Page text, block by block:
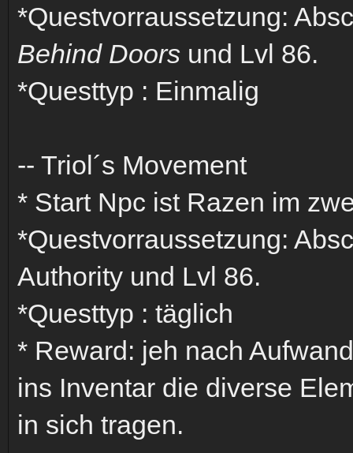
*Questvorraussetzung:
Behind Doors und Lvl 86.
*Questtyp : Einmalig
-- Triol´s Movement
* Start Npc ist Razen im
*Questvorraussetzung:
Authority und Lvl 86.
*Questtyp : täglich
* Reward: jeh nach
ins Inventar die diverse
in sich tragen.